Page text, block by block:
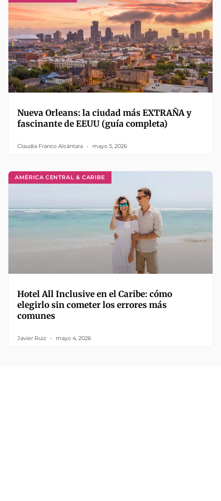
Nueva Orleans: la ciudad más EXTRAÑA y
fascinante de EEUU (guía completa)
Claudia Franco Alcántara mayo 5, 2026
AMÉRICA CENTRAL & CARIBE
Hotel All Inclusive en el Caribe: cómo
elegirlo sin cometer los errores más
comunes
Javier Ruiz mayo 4, 2026